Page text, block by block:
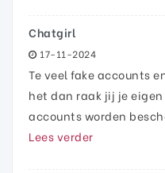
Chatgirl
17-11-2024
Te veel fake accounts
het dan raak jij je
accounts worden
Lees verder